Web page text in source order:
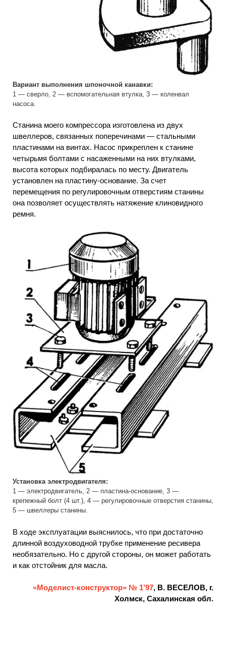
Вариант выполнения шпоночной канавки:
1 — сверло, 2 — вспомогательная втулка, 3 — коленвал
насоса.
Станина моего компрессора изготовлена из двух
швеллеров, связанных поперечинами — стальными
пластинами на винтах. Насос прикреплен к станине
четырьмя болтами с насаженными на них втулками,
высота которых подбиралась по месту. Двигатель
установлен на пластину-основание. За счет
перемещения по регулировочным отверстиям станины
она позволяет осуществлять натяжение клиновидного
ремня.
Установка электродвигателя:
1 — электродвигатель, 2 — пластина-основание, 3 —
крепежный болт (4 шт.), 4 — регулировочные отверстия станины,
5 — швеллеры станины.
В ходе эксплуатации выяснилось, что при достаточно
длинной воздуховодной трубке применение ресивера
необязательно. Но с другой стороны, он может работать
и как отстойник для масла.
«Моделист-конструктор» № 1’97, В. ВЕСЕЛОВ, г.
Xолмск, Сахалинская обл.